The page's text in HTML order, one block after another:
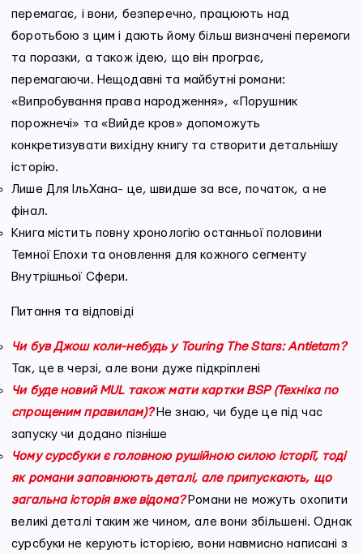
перемагає, і вони, безперечно, працюють над
боротьбою з цим і дають йому більш визначені перемоги
та поразки, а також ідею, що він програє,
перемагаючи. Нещодавні та майбутні романи:
«Випробування права народження», «Порушник
порожнечі» та «Вийде кров» допоможуть
конкретизувати вихідну книгу та створити детальнішу
історію.
Лише Для ІльХана- це, швидше за все, початок, а не
фінал.
Книга містить повну хронологію останньої половини
Темної Епохи та оновлення для кожного сегменту
Внутрішньої Сфери.
Питання та відповіді
Чи був Джош коли-небудь у Touring The Stars: Antietam?
Так, це в черзі, але вони дуже підкріплені
Чи буде новий MUL також мати картки BSP (Техніка по
спрощеним правилам)?Не знаю, чи буде це під час
запуску чи додано пізніше
Чому сурсбуки є головною рушійною силою історії, тоді
як романи заповнюють деталі, але припускають, що
загальна історія вже відома?Романи не можуть охопити
великі деталі таким же чином, але вони збільшені. Однак
сурсбуки не керують історією, вони навмисно написані з